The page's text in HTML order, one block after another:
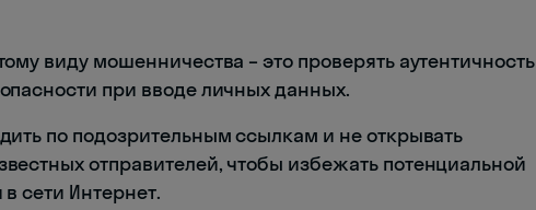
виду мошенничества – это проверять аутентичность
при вводе личных данных.
по подозрительным ссылкам и не открывать
отправителей, чтобы избежать потенциальной
сети Интернет.